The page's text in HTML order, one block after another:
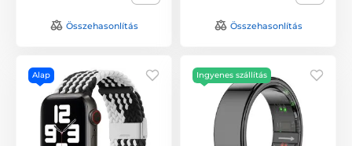
Összehasonlítás Összehasonlítás
Alap Ingyenes szállítás